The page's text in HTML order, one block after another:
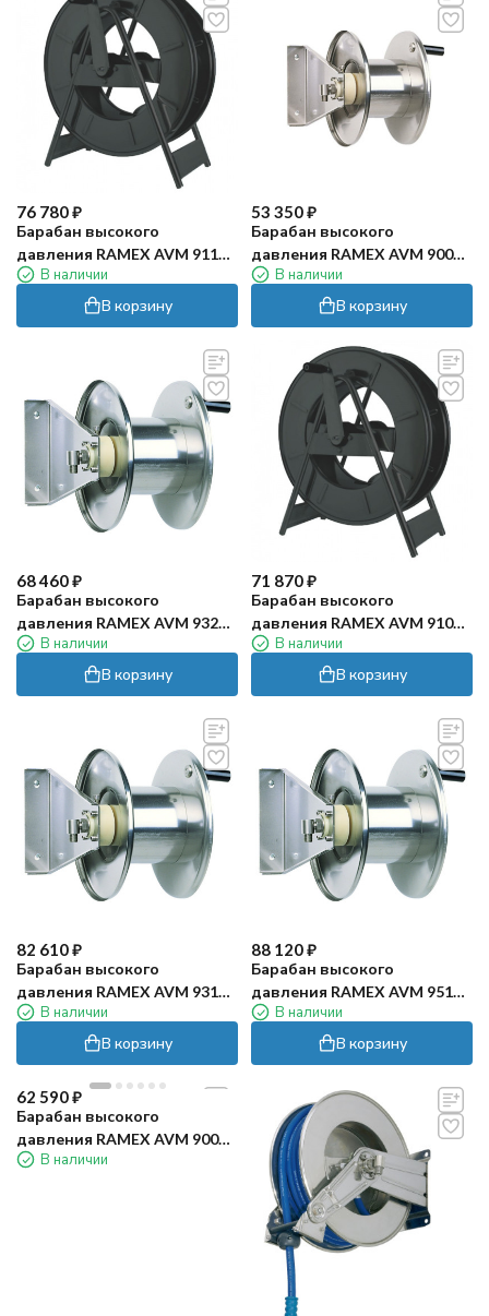
76 780₽
Барабан высокого
давления RAMEX AVM 9110
FE (200бар, 100м, окраш)
В наличии
В корзину
53 350₽
Барабан высокого
давления RAMEX AVM 9000
(200бар, 20м, нерж)
В наличии
В корзину
68 460₽
Барабан высокого
давления RAMEX AVM 9320
(100бар, 20м, нерж)
В наличии
В корзину
71 870₽
Барабан высокого
давления RAMEX AVM 9100
FE (200бар, 60м, окраш)
В наличии
В корзину
82 610₽
Барабан высокого
давления RAMEX AVM 9310
(200бар, 50м, нерж)
В наличии
В корзину
88 120₽
Барабан высокого
давления RAMEX AVM 9510
(200бар, 70м, нерж)
В наличии
В корзину
62 590₽
Барабан высокого
давления RAMEX AVM 9002
(200бар, 20м, нерж)
В наличии